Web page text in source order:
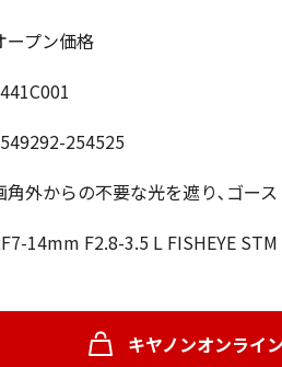
ープン価格
254525
角外からの不要な光を遮り､ゴー
14mm F2.8-3.5 L FISHEYE STM
キヤノンオンライ